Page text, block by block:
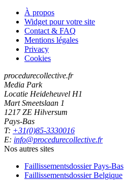
À propos
Widget pour votre site
Contact & FAQ
Mentions légales
Privacy
Cookies
procedurecollective.fr
Media Park
Locatie Heideheuvel H1
Mart Smeetslaan 1
1217 ZE Hilversum
Pays-Bas
T: +31(0)85-3330016
E: info@procedurecollective.fr
Nos autres sites
Faillissementsdossier Pays-Bas
Faillissementsdossier Belgique